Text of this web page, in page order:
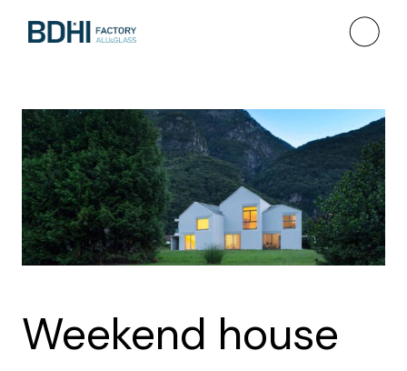
Weekend house